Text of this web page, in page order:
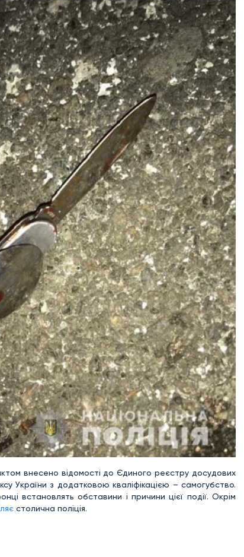
внесено відомості до Єдиного реєстру досудових
України з додатковою кваліфікацією – самогубство.
встановлять обставини і причини цієї події. Окрім
столична поліція.